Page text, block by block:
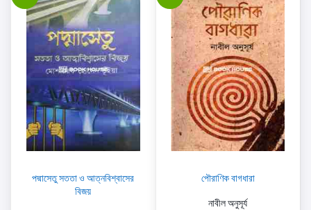
পদ্মাসেতু সততা ও আত্নবিশ্বাসের
বিজয়
পৌরাণিক বাগধারা
নাবীল অনুসূর্য